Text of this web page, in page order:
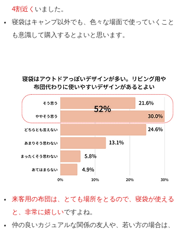
4割近く いました。
寝袋はキャンプ以外でも、色々な場面で使っていくこと
も意識して購入するとよいと思います。
来客用の布団は、とても場所をとるので、寝袋が使える
と、非常に嬉しいですよね。
仲の良いカジュアルな関係の友人や、若い方の場合は、